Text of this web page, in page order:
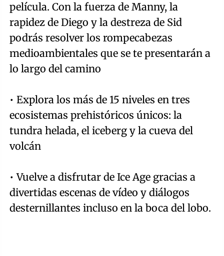
película. Con la fuerza de Manny, la
rapidez de Diego y la destreza de Sid
podrás resolver los rompecabezas
medioambientales que se te presentarán a
lo largo del camino
• Explora los más de 15 niveles en tres
ecosistemas prehistóricos únicos: la
tundra helada, el iceberg y la cueva del
volcán
• Vuelve a disfrutar de Ice Age gracias a
divertidas escenas de vídeo y diálogos
desternillantes incluso en la boca del lobo.